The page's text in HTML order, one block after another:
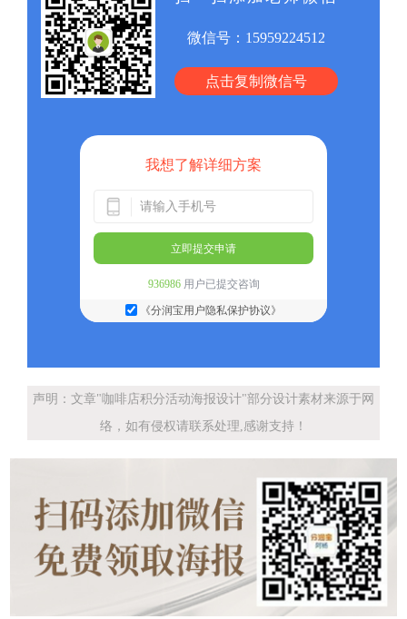
微信号： 15959224512
点击复制微信号
我想了解详细方案
立即提交申请
936986用户已提交咨询
《分润宝用户隐私保护协议》
声明：文章"咖啡店积分活动海报设计"部分设计素材来源于网
络，如有侵权请联系处理,感谢支持！